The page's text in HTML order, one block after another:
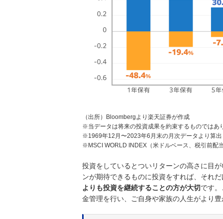
（出所）Bloombergより楽天証券が作成
※当データは将来の投資成果を約束するものではあ
※1969年12月〜2023年6月末の月次データより算出
※MSCI WORLD INDEX（米ドルベース、税引前配
投資をしているとついリターンの高さに目
ンが期待できるものに投資をすれば、それ
よりも投資を継続することの方が大切です
金管理を行い、ご自身や家族の人生がより